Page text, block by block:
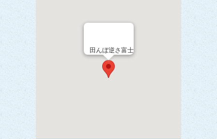
田んぼ逆さ富士